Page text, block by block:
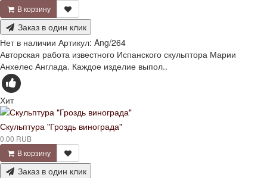
В корзину
Заказ в один клик
Нет в наличии Артикул: Ang/264
Авторская работа известного Испанского скульптора Марии
Анхелес Англада. Каждое изделие выпол..
Хит
Скульптура "Гроздь винограда"
0.00 RUB
В корзину
Заказ в один клик